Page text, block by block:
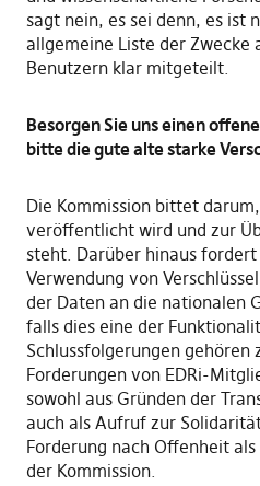
sagt nein, es sei denn, es ist
allgemeine Liste der Zwecke
Benutzern klar mitgeteilt.
Besorgen Sie uns einen
bitte die gute alte starke
Die Kommission bittet
veröffentlicht wird und zur
steht. Darüber hinaus fordert
Verwendung von
der Daten an die nationalen
falls dies eine der
Schlussfolgerungen gehören
Forderungen von EDRi-
sowohl aus Gründen der
auch als Aufruf zur
Forderung nach Offenheit
der Kommission.